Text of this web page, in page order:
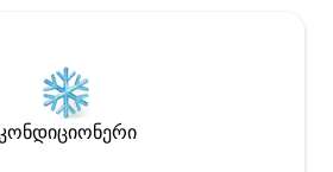
კონდიციონერი